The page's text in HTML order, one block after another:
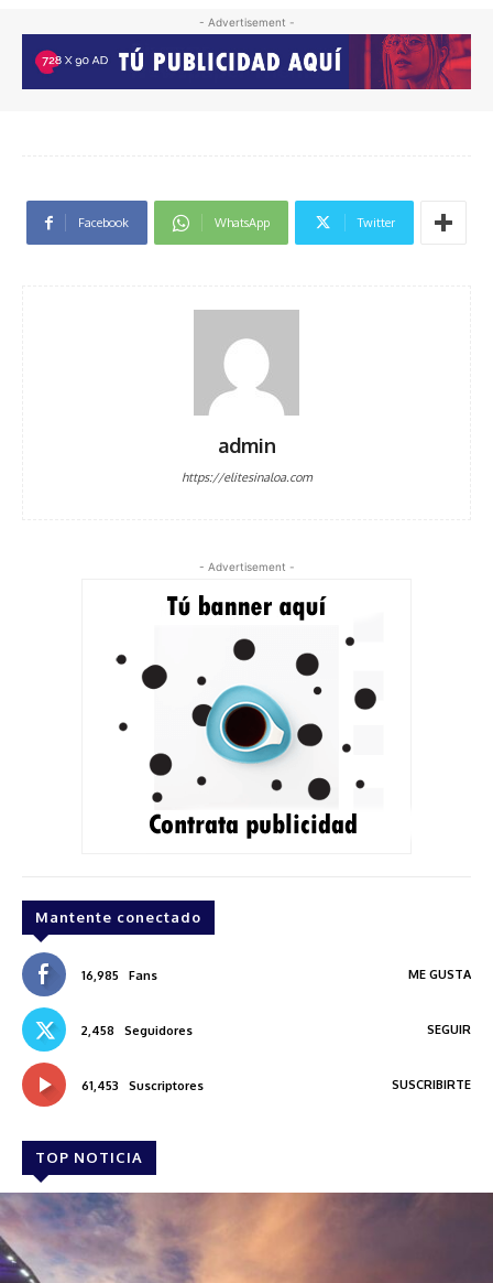
- Advertisement -
Facebook WhatsApp Twitter
admin
https://elitesinaloa.com
- Advertisement -
Mantente conectado
16,985 Fans ME GUSTA
2,458 Seguidores SEGUIR
61,453 Suscriptores SUSCRIBIRTE
TOP NOTICIA